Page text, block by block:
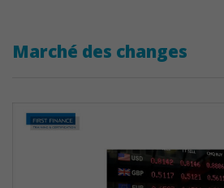
Marché des changes